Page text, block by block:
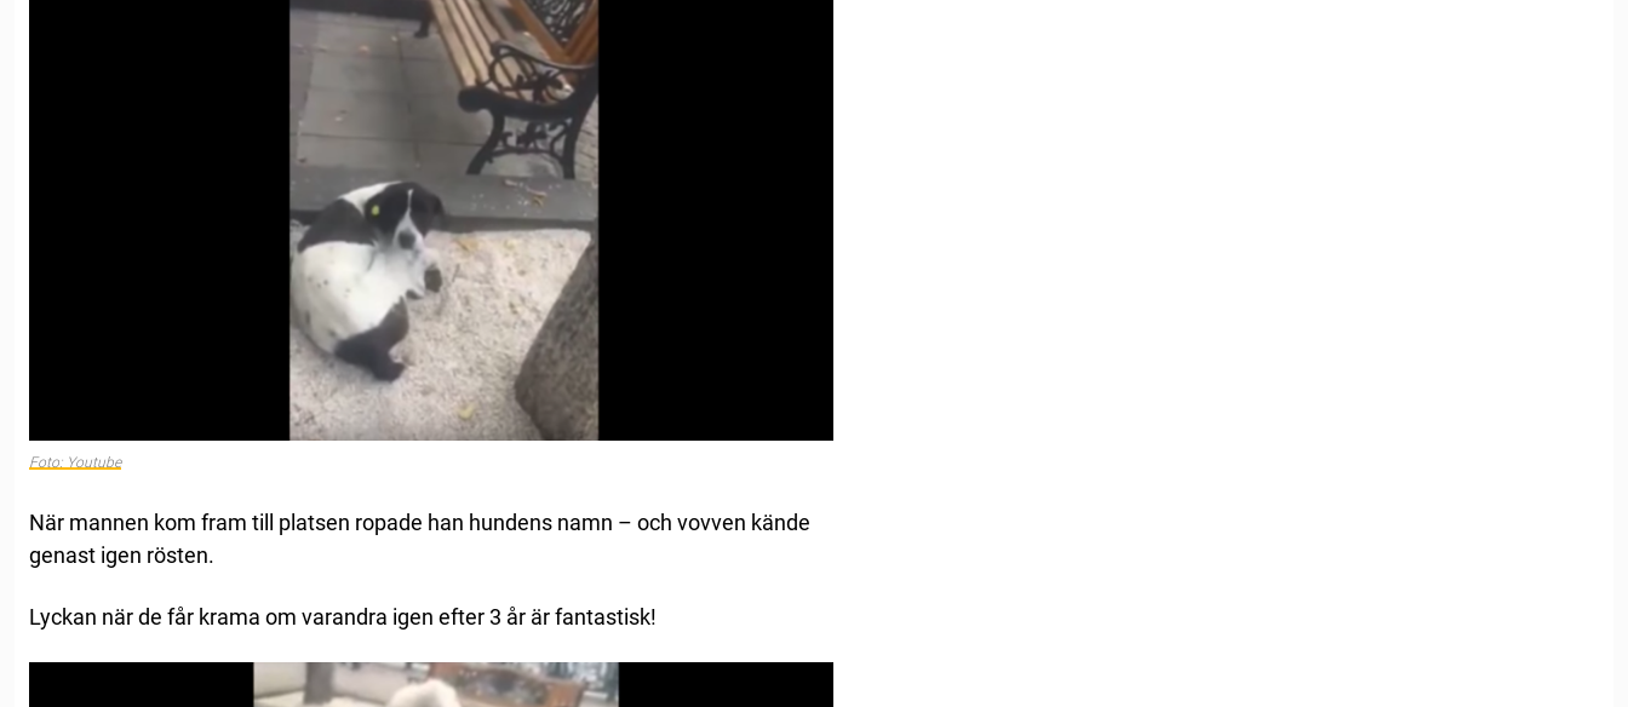
Foto: Youtube
När mannen kom fram till platsen ropade han hundens namn – och vovven kände
genast igen rösten.
Lyckan när de får krama om varandra igen efter 3 år är fantastisk!